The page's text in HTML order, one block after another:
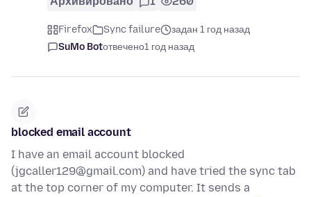
Firefox Sync failure
задан 1 год назад
SuMo Botотвечено1 год назад
blocked email account
I have an email account blocked
(jgcaller129@gmail.com) and have tried the sync tab
at the top corner of my computer. It sends a